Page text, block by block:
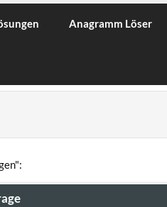
Anagramm Löser